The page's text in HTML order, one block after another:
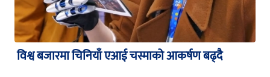
विश्व बजारमा चिनियाँ एआई चस्माको आकर्षण बढ्दै